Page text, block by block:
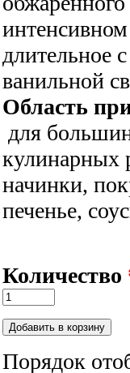
длительное
ванильной
Область
для
кулинарных
начинки,
печенье,
Количество
Порядок